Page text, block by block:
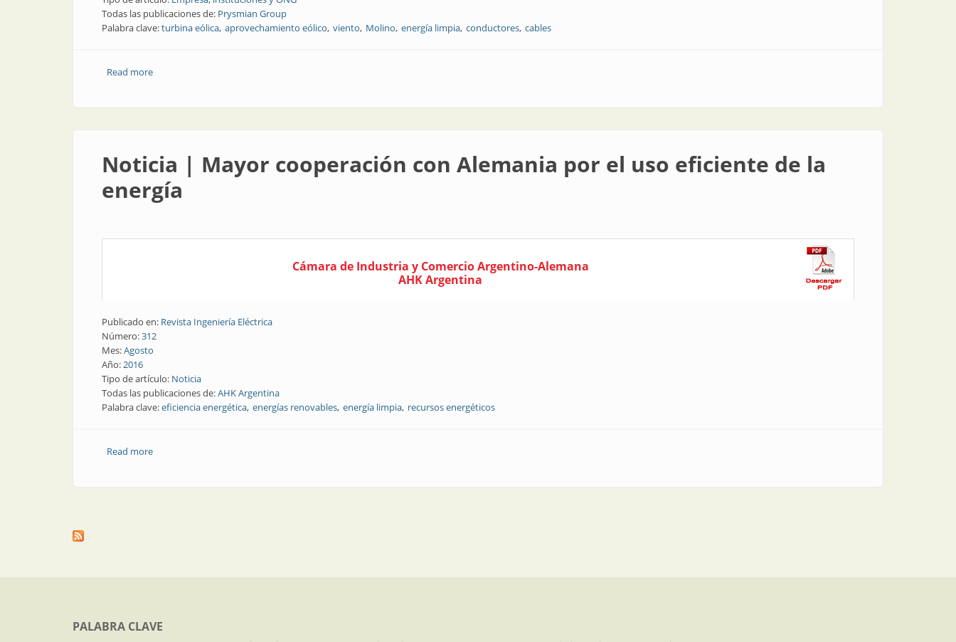
Todas las publicaciones de: Prysmian Group
Palabra clave:turbina eólica aprovechamiento eólico viento Molino energía limpia conductores cables
Read moreabout Todo para la conexión eólica
Noticia | Mayor cooperación con Alemania por el uso eficiente de la
energía
Cámara de Industria y Comercio Argentino-Alemana
AHK Argentina
Publicado en: Revista Ingeniería Eléctrica
Número:312
Mes:Agosto
Año:2016
Tipo de artículo: Noticia
Todas las publicaciones de:AHK Argentina
Palabra clave:eficiencia energética energías renovables energía limpia recursos energéticos
Read moreabout Noticia | Mayor cooperación con Alemania por el uso eficiente de la energía
PALABRA CLAVE